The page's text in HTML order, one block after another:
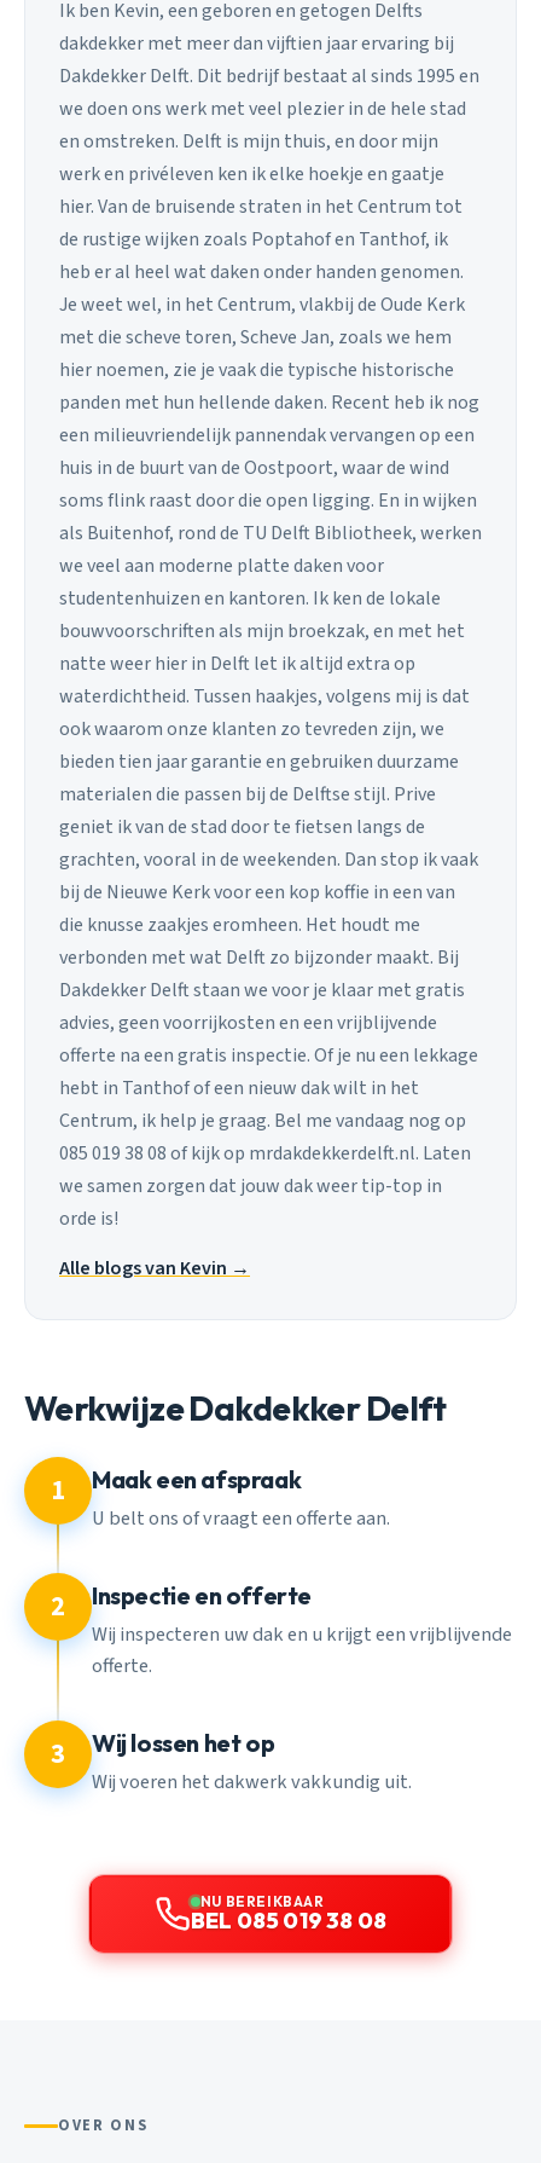
Ik ben Kevin, een geboren en getogen Delfts
dakdekker met meer dan vijftien jaar ervaring bij
Dakdekker Delft. Dit bedrijf bestaat al sinds 1995 en
we doen ons werk met veel plezier in de hele stad
en omstreken. Delft is mijn thuis, en door mijn
werk en privéleven ken ik elke hoekje en gaatje
hier. Van de bruisende straten in het Centrum tot
de rustige wijken zoals Poptahof en Tanthof, ik
heb er al heel wat daken onder handen genomen.
Je weet wel, in het Centrum, vlakbij de Oude Kerk
met die scheve toren, Scheve Jan, zoals we hem
hier noemen, zie je vaak die typische historische
panden met hun hellende daken. Recent heb ik nog
een milieuvriendelijk pannendak vervangen op een
huis in de buurt van de Oostpoort, waar de wind
soms flink raast door die open ligging. En in wijken
als Buitenhof, rond de TU Delft Bibliotheek, werken
we veel aan moderne platte daken voor
studentenhuizen en kantoren. Ik ken de lokale
bouwvoorschriften als mijn broekzak, en met het
natte weer hier in Delft let ik altijd extra op
waterdichtheid. Tussen haakjes, volgens mij is dat
ook waarom onze klanten zo tevreden zijn, we
bieden tien jaar garantie en gebruiken duurzame
materialen die passen bij de Delftse stijl. Prive
geniet ik van de stad door te fietsen langs de
grachten, vooral in de weekenden. Dan stop ik vaak
bij de Nieuwe Kerk voor een kop koffie in een van
die knusse zaakjes eromheen. Het houdt me
verbonden met wat Delft zo bijzonder maakt. Bij
Dakdekker Delft staan we voor je klaar met gratis
advies, geen voorrijkosten en een vrijblijvende
offerte na een gratis inspectie. Of je nu een lekkage
hebt in Tanthof of een nieuw dak wilt in het
Centrum, ik help je graag. Bel me vandaag nog op
085 019 38 08 of kijk op mrdakdekkerdelft.nl. Laten
we samen zorgen dat jouw dak weer tip-top in
orde is!
Alle blogs van Kevin →
Werkwijze Dakdekker Delft
1 Maak een afspraak
U belt ons of vraagt een offerte aan.
2 Inspectie en offerte
Wij inspecteren uw dak en u krijgt een vrijblijvende
offerte.
3 Wij lossen het op
Wij voeren het dakwerk vakkundig uit.
NU BEREIKBAAR
BEL 085 019 38 08
OVER ONS